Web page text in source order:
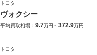
トヨタ
ヴォクシー
平均買取相場： 9.7万円～372.9万円
トヨタ